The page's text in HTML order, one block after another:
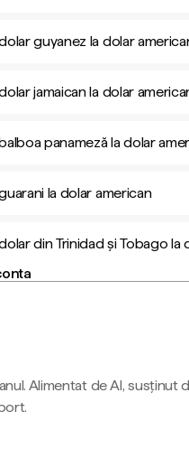
guyanez la dolar
jamaican la dolar
panameză la dolar
la dolar american
din Trinidad și Tobago la
Alimentat de AI, susținut